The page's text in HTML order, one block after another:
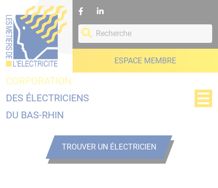
ESPACE MEMBRE
CORPORATION
DES ÉLECTRICIENS
DU BAS-RHIN
TROUVER UN ÉLECTRICIEN
Panneau de gestion des cookies